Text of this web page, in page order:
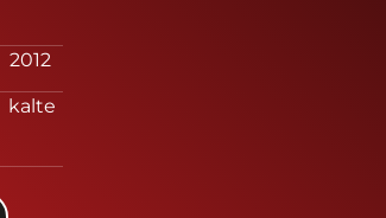
2012
kalte